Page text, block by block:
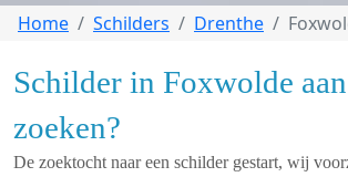
Home Schilders Drenthe
Schilder in Foxwolde
zoeken?
De zoektocht naar een schilder gestart, wij